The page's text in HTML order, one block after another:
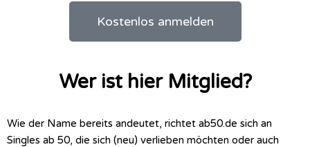
Kostenlos anmelden
Wer ist hier Mitglied?
Wie der Name bereits andeutet, richtet ab50.de sich an
Singles ab 50, die sich (neu) verlieben möchten oder auch